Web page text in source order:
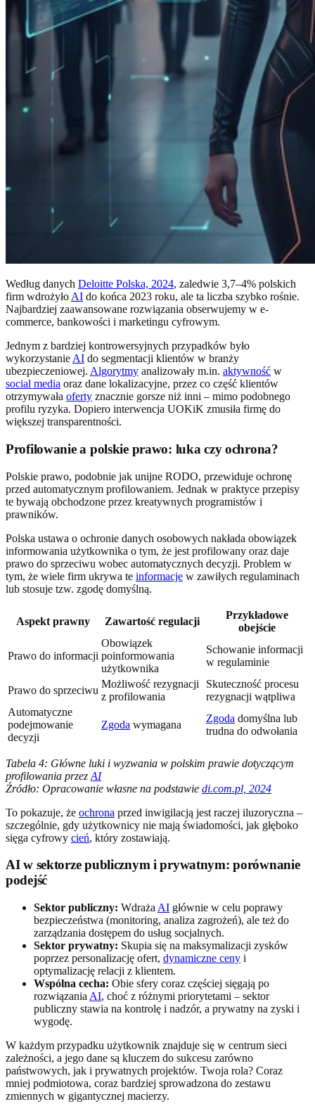
Według danych Deloitte Polska, 2024, zaledwie 3,7–4% polskich
firm wdrożyło AI do końca 2023 roku, ale ta liczba szybko rośnie.
Najbardziej zaawansowane rozwiązania obserwujemy w e-
commerce, bankowości i marketingu cyfrowym.
Jednym z bardziej kontrowersyjnych przypadków było
wykorzystanie AI do segmentacji klientów w branży
ubezpieczeniowej. Algorytmy analizowały m.in. aktywność w
social media oraz dane lokalizacyjne, przez co część klientów
otrzymywała oferty znacznie gorsze niż inni – mimo podobnego
profilu ryzyka. Dopiero interwencja UOKiK zmusiła firmę do
większej transparentności.
Profilowanie a polskie prawo: luka czy ochrona?
Polskie prawo, podobnie jak unijne RODO, przewiduje ochronę
przed automatycznym profilowaniem. Jednak w praktyce przepisy
te bywają obchodzone przez kreatywnych programistów i
prawników.
Polska ustawa o ochronie danych osobowych nakłada obowiązek
informowania użytkownika o tym, że jest profilowany oraz daje
prawo do sprzeciwu wobec automatycznych decyzji. Problem w
tym, że wiele firm ukrywa te informacje w zawiłych regulaminach
lub stosuje tzw. zgodę domyślną.
Aspekt prawny Zawartość regulacji
Przykładowe
obejście
Prawo do informacji
Obowiązek
poinformowania
użytkownika
Schowanie informacji
w regulaminie
Prawo do sprzeciwu
Możliwość rezygnacji
z profilowania
Skuteczność procesu
rezygnacji wątpliwa
Automatyczne
podejmowanie
decyzji
Zgoda wymagana
Zgoda domyślna lub
trudna do odwołania
Tabela 4: Główne luki i wyzwania w polskim prawie dotyczącym
profilowania przez AI
Źródło: Opracowanie własne na podstawie di.com.pl, 2024
To pokazuje, że ochrona przed inwigilacją jest raczej iluzoryczna –
szczególnie, gdy użytkownicy nie mają świadomości, jak głęboko
sięga cyfrowy cień, który zostawiają.
AI w sektorze publicznym i prywatnym: porównanie
podejść
Sektor publiczny: Wdraża AI głównie w celu poprawy
bezpieczeństwa (monitoring, analiza zagrożeń), ale też do
zarządzania dostępem do usług socjalnych.
Sektor prywatny: Skupia się na maksymalizacji zysków
poprzez personalizację ofert, dynamiczne ceny i
optymalizację relacji z klientem.
Wspólna cecha: Obie sfery coraz częściej sięgają po
rozwiązania AI, choć z różnymi priorytetami – sektor
publiczny stawia na kontrolę i nadzór, a prywatny na zyski i
wygodę.
W każdym przypadku użytkownik znajduje się w centrum sieci
zależności, a jego dane są kluczem do sukcesu zarówno
państwowych, jak i prywatnych projektów. Twoja rola? Coraz
mniej podmiotowa, coraz bardziej sprowadzona do zestawu
zmiennych w gigantycznej macierzy.